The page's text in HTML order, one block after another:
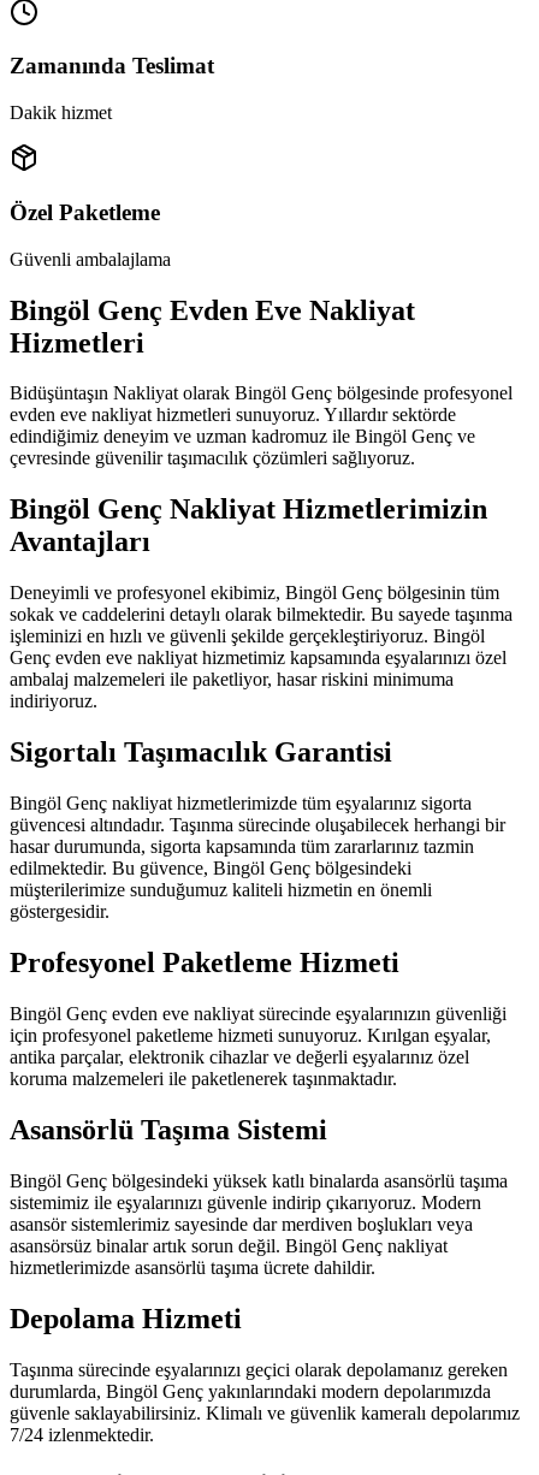
Zamanında Teslimat
Dakik hizmet
Özel Paketleme
Güvenli ambalajlama
Bingöl Genç Evden Eve Nakliyat
Hizmetleri
Bidüşüntaşın Nakliyat olarak Bingöl Genç bölgesinde profesyonel
evden eve nakliyat hizmetleri sunuyoruz. Yıllardır sektörde
edindiğimiz deneyim ve uzman kadromuz ile Bingöl Genç ve
çevresinde güvenilir taşımacılık çözümleri sağlıyoruz.
Bingöl Genç Nakliyat Hizmetlerimizin
Avantajları
Deneyimli ve profesyonel ekibimiz, Bingöl Genç bölgesinin tüm
sokak ve caddelerini detaylı olarak bilmektedir. Bu sayede taşınma
işleminizi en hızlı ve güvenli şekilde gerçekleştiriyoruz. Bingöl
Genç evden eve nakliyat hizmetimiz kapsamında eşyalarınızı özel
ambalaj malzemeleri ile paketliyor, hasar riskini minimuma
indiriyoruz.
Sigortalı Taşımacılık Garantisi
Bingöl Genç nakliyat hizmetlerimizde tüm eşyalarınız sigorta
güvencesi altındadır. Taşınma sürecinde oluşabilecek herhangi bir
hasar durumunda, sigorta kapsamında tüm zararlarınız tazmin
edilmektedir. Bu güvence, Bingöl Genç bölgesindeki
müşterilerimize sunduğumuz kaliteli hizmetin en önemli
göstergesidir.
Profesyonel Paketleme Hizmeti
Bingöl Genç evden eve nakliyat sürecinde eşyalarınızın güvenliği
için profesyonel paketleme hizmeti sunuyoruz. Kırılgan eşyalar,
antika parçalar, elektronik cihazlar ve değerli eşyalarınız özel
koruma malzemeleri ile paketlenerek taşınmaktadır.
Asansörlü Taşıma Sistemi
Bingöl Genç bölgesindeki yüksek katlı binalarda asansörlü taşıma
sistemimiz ile eşyalarınızı güvenle indirip çıkarıyoruz. Modern
asansör sistemlerimiz sayesinde dar merdiven boşlukları veya
asansörsüz binalar artık sorun değil. Bingöl Genç nakliyat
hizmetlerimizde asansörlü taşıma ücrete dahildir.
Depolama Hizmeti
Taşınma sürecinde eşyalarınızı geçici olarak depolamanız gereken
durumlarda, Bingöl Genç yakınlarındaki modern depolarımızda
güvenle saklayabilirsiniz. Klimalı ve güvenlik kameralı depolarımız
7/24 izlenmektedir.